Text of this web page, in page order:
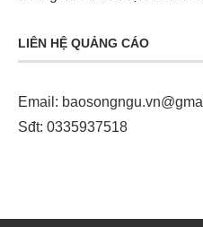
LIÊN HỆ QUẢNG CÁO
Email:
Sđt: 0335937518